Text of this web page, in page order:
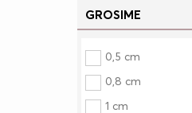
GROSIME
0,5 cm
0,8 cm
1 cm